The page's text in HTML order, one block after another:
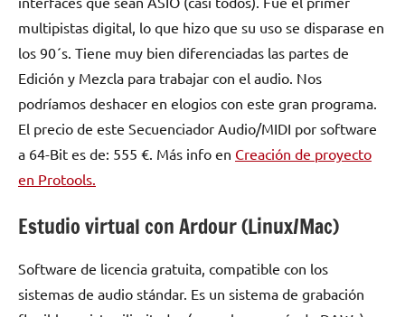
multipistas digital, lo que hizo que su uso se disparase en
los 90´s. Tiene muy bien diferenciadas las partes de
Edición y Mezcla para trabajar con el audio. Nos
podríamos deshacer en elogios con este gran programa.
El precio de este Secuenciador Audio/MIDI por software
a 64-Bit es de: 555 €. Más info en Creación de proyecto
en Protools.
Estudio virtual con Ardour (Linux/Mac)
Software de licencia gratuita, compatible con los
sistemas de audio stándar. Es un sistema de grabación